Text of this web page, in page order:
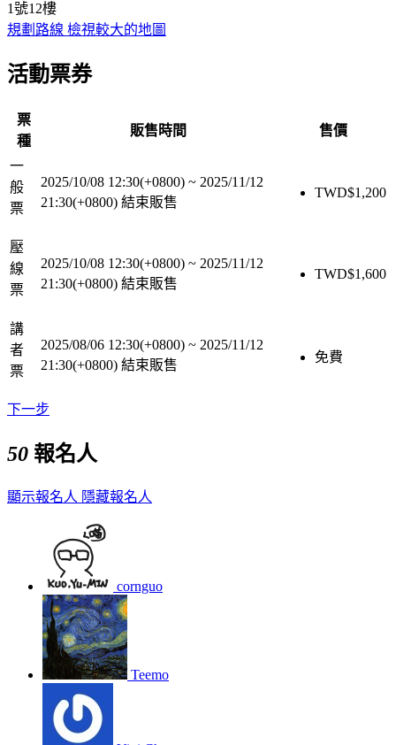
1號12樓
規劃路線 檢視較大的地圖
活動票券
票
種
販售時間 售價
一
般
票
2025/10/08 12:30(+0800) ~ 2025/11/12
21:30(+0800) 結束販售
TWD$1,200
壓
線
票
2025/10/08 12:30(+0800) ~ 2025/11/12
21:30(+0800) 結束販售
TWD$1,600
講
者
票
2025/08/06 12:30(+0800) ~ 2025/11/12
21:30(+0800) 結束販售
免費
下一步
50 報名人
顯示報名人 隱藏報名人
cornguo
Teemo